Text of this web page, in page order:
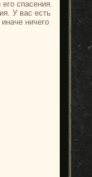
спасения.
У вас есть
ничего